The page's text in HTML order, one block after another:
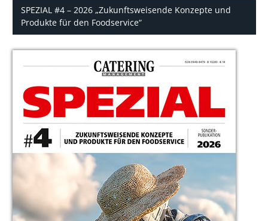
SPEZIAL #4 – 2026 „Zukunftsweisende Konzepte und
Produkte für den Foodservice“